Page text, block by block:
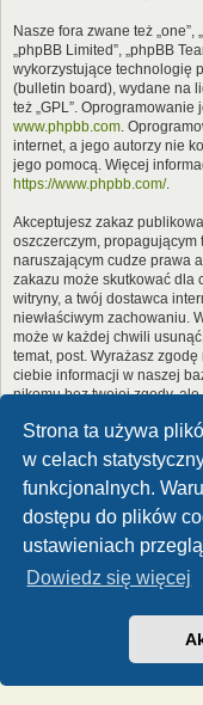
Strona ta używa
w celach
funkcjonalnych.
dostępu do plików
ustawieniach
Dowiedz się więcej
Nasze fora zwane też „one”,
„phpBB Limited”, „phpBB
wykorzystujące technologię
(bulletin board), wydane na
też „GPL”.
www.phpbb.com.
internet, a jego autorzy nie
jego pomocą. Więcej
https://www.phpbb.com/.
Akceptujesz zakaz
oszczerczym,
naruszającym cudze prawa
zakazu może skutkować dla
witryny, a twój dostawca
niewłaściwym zachowaniu.
może w każdej chwili
temat, post. Wyrażasz
ciebie informacji w naszej
nikomu bez twojej zgody, ale
ponosi odpowiedzialności
dojść do kradzieży danych.
Forum Dinozaury.com
Polski